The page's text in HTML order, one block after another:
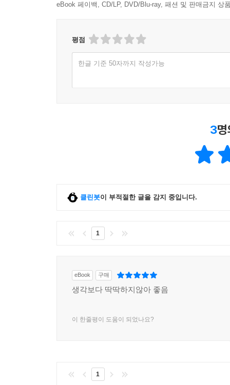
eBook 페이백, CD/LP, DVD/Blu-ray, 패션 및 판매금지 상
평점
한글 기준 50자까지 작성가능
3
클린봇이 부적절한 글을 감지 중입니다.
1
eBook 구매
생각보다 딱딱하지않아 좋음
이 한줄평이 도움이 되었나요?
1